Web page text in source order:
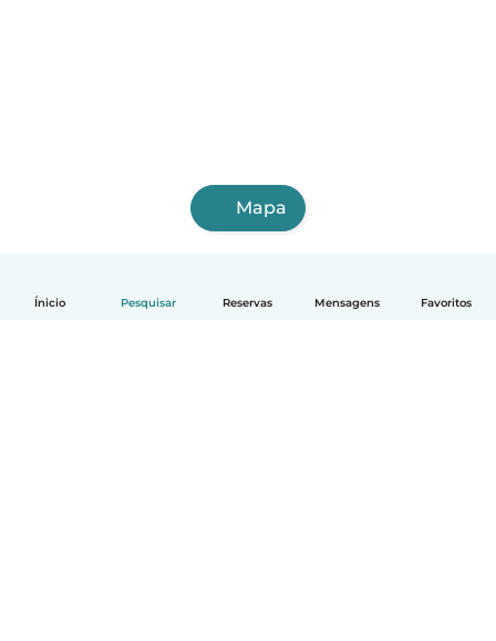
Ínicio Pesquisar Reservas Mensagens Favoritos
Mapa